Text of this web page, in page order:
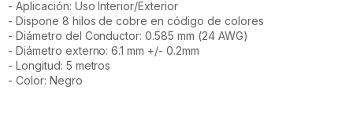
- Aplicación: Uso Interior/Exterior
- Dispone 8 hilos de cobre en código de colores
- Diámetro del Conductor: 0.585 mm (24 AWG)
- Diámetro externo: 6.1 mm +/- 0.2mm
- Longitud: 5 metros
- Color: Negro